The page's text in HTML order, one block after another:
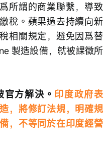
所謂的商業聯繫，導致
稅。蘋果過去持續向新
相關規定，避免因爲替
製造設備，就被課徵所
方解決。 印度政府表
，將修訂法規，明確規
，不等同於在印度經營